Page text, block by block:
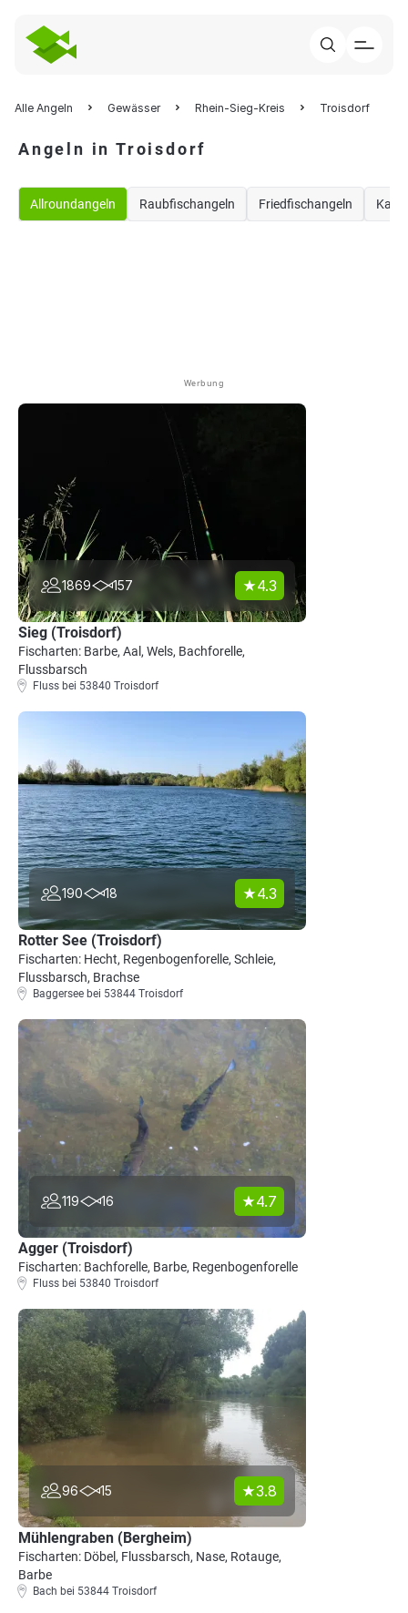
Alle Angeln Gewässer Rhein-Sieg-Kreis Troisdorf
Angeln in Troisdorf
Allroundangeln Raubfischangeln Friedfischangeln
Werbung
1869 157 4.3
Sieg (Troisdorf)
Fischarten: Barbe, Aal, Wels, Bachforelle,
Flussbarsch
Fluss bei 53840 Troisdorf
190 18 4.3
Rotter See (Troisdorf)
Fischarten: Hecht, Regenbogenforelle, Schleie,
Flussbarsch, Brachse
Baggersee bei 53844 Troisdorf
119 16 4.7
Agger (Troisdorf)
Fischarten: Bachforelle, Barbe, Regenbogenforelle
Fluss bei 53840 Troisdorf
96 15 3.8
Mühlengraben (Bergheim)
Fischarten: Döbel, Flussbarsch, Nase, Rotauge,
Barbe
Bach bei 53844 Troisdorf